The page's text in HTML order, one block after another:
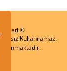
Şirketi ©
Kullanılamaz.